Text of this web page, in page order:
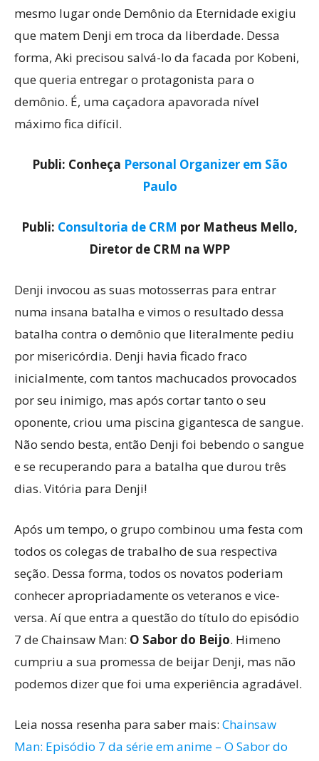
mesmo lugar onde Demônio da Eternidade exigiu
que matem Denji em troca da liberdade. Dessa
forma, Aki precisou salvá-lo da facada por Kobeni,
que queria entregar o protagonista para o
demônio. É, uma caçadora apavorada nível
máximo fica difícil.
Publi: Conheça Personal Organizer em São
Paulo
Publi: Consultoria de CRM por Matheus Mello,
Diretor de CRM na WPP
Denji invocou as suas motosserras para entrar
numa insana batalha e vimos o resultado dessa
batalha contra o demônio que literalmente pediu
por misericórdia. Denji havia ficado fraco
inicialmente, com tantos machucados provocados
por seu inimigo, mas após cortar tanto o seu
oponente, criou uma piscina gigantesca de sangue.
Não sendo besta, então Denji foi bebendo o sangue
e se recuperando para a batalha que durou três
dias. Vitória para Denji!
Após um tempo, o grupo combinou uma festa com
todos os colegas de trabalho de sua respectiva
seção. Dessa forma, todos os novatos poderiam
conhecer apropriadamente os veteranos e vice-
versa. Aí que entra a questão do título do episódio
7 de Chainsaw Man: O Sabor do Beijo. Himeno
cumpriu a sua promessa de beijar Denji, mas não
podemos dizer que foi uma experiência agradável.
Leia nossa resenha para saber mais: Chainsaw
Man: Episódio 7 da série em anime – O Sabor do